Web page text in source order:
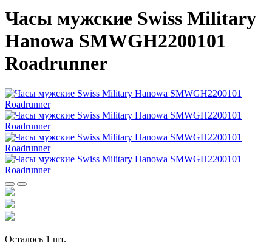
Часы мужские Swiss Military
Hanowa SMWGH2200101
Roadrunner
Осталось 1 шт.